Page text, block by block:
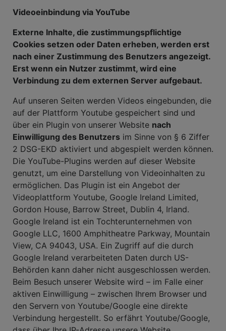
Videoeinbindung via YouTube
Externe Inhalte, die zustimmungspflichtige
Cookies setzen oder Daten erheben, werden erst
nach einer Zustimmung des Benutzers angezeigt.
Erst wenn ein Nutzer zustimmt, wird eine
Verbindung zu dem externen Server aufgebaut.
Auf unseren Seiten werden Videos eingebunden, die
auf der Plattform Youtube gespeichert sind und
über ein Plugin von unserer Website nach
Einwilligung des Benutzers im Sinne von § 6 Ziffer
2 DSG-EKD aktiviert und abgespielt werden können.
Die YouTube-Plugins werden auf dieser Website
genutzt, um eine Darstellung von Videoinhalten zu
ermöglichen. Das Plugin ist ein Angebot der
Videoplattform Youtube, Google Ireland Limited,
Gordon House, Barrow Street, Dublin 4, Irland.
Google Ireland ist ein Tochterunternehmen von
Google LLC, 1600 Amphitheatre Parkway, Mountain
View, CA 94043, USA. Ein Zugriff auf die durch
Google Ireland verarbeiteten Daten durch US-
Behörden kann daher nicht ausgeschlossen werden.
Beim Besuch unserer Website wird – im Falle einer
aktiven Einwilligung – zwischen Ihrem Browser und
den Servern von Youtube/Google eine direkte
Verbindung hergestellt. So erfährt Youtube/Google,